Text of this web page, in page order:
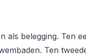
belegging. Ten
Ten